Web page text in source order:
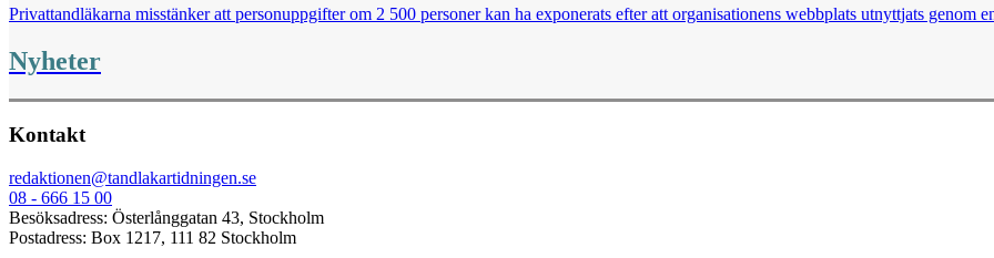
Privattandläkarna misstänker att personuppgifter om 2 500 personer kan ha exponerats efter att organisationens webbplats utnyttjats genom
Nyheter
Kontakt
redaktionen@tandlakartidningen.se
08 - 666 15 00
Besöksadress: Österlånggatan 43, Stockholm
Postadress: Box 1217, 111 82 Stockholm